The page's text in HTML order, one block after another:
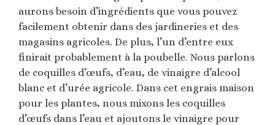
aurons besoin d’ingrédients que vous pouvez
facilement obtenir dans des jardineries et des
magasins agricoles. De plus, l’un d’entre eux
finirait probablement à la poubelle. Nous parlons
de coquilles d’œufs, d’eau, de vinaigre d’alcool
blanc et d’urée agricole. Dans cet engrais maison
pour les plantes, nous mixons les coquilles
d’œufs dans l’eau et ajoutons le vinaigre pour